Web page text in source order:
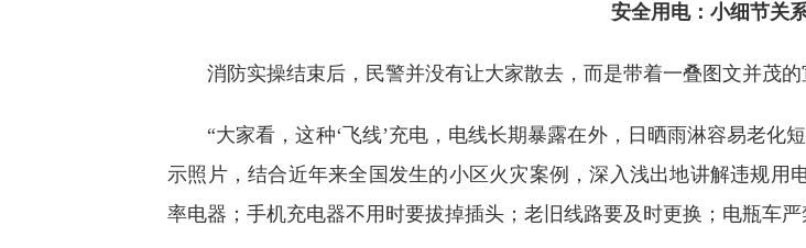
安全用电：小细节关
消防实操结束后，民警并没有让大家散去，而是带着一叠图文并茂的
“大家看，这种‘飞线’充电，电线长期暴露在外，日晒雨淋容易老化
示照片，结合近年来全国发生的小区火灾案例，深入浅出地讲解违规用
率电器；手机充电器不用时要拔掉插头；老旧线路要及时更换；电瓶车严